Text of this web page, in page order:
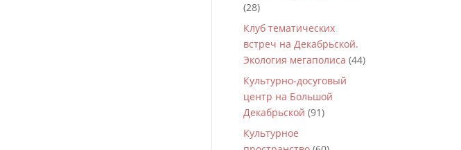
(28)
Клуб тематических
встреч на Декабрьской.
Экология мегаполиса (44)
Культурно-досуговый
центр на Большой
Декабрьской (91)
Культурное